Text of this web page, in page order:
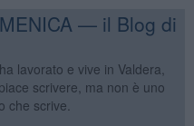
— il Blog di
lavorato e vive in Valdera,
scrivere, ma non è uno
che scrive.